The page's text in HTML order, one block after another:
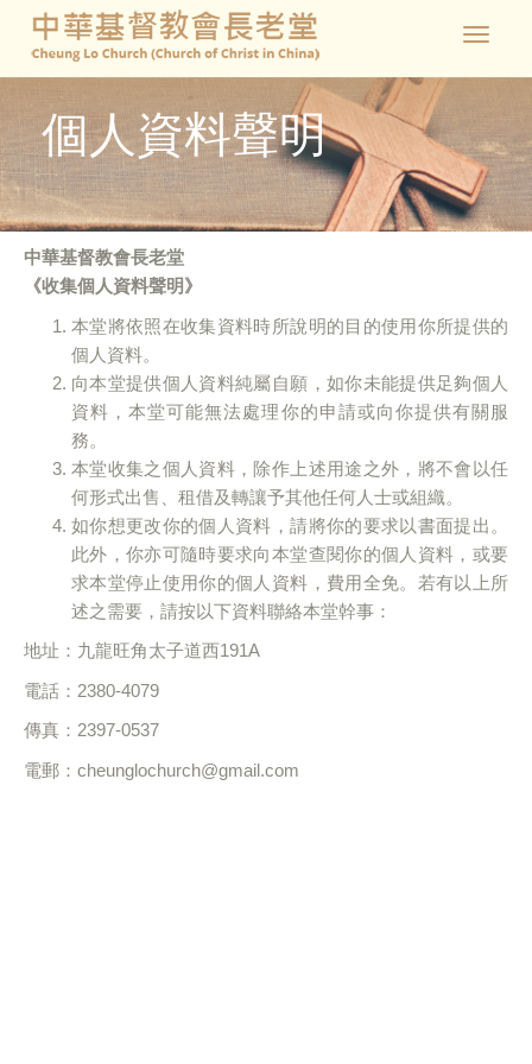
Toggle
個人資料聲明
中華基督教會長老堂
《收集個人資料聲明》
本堂將依照在收集資料時所說明的目的使用你所提供的
個人資料。
向本堂提供個人資料純屬自願，如你未能提供足夠個人
資料，本堂可能無法處理你的申請或向你提供有關服
務。
本堂收集之個人資料，除作上述用途之外，將不會以任
何形式出售、租借及轉讓予其他任何人士或組織。
如你想更改你的個人資料，請將你的要求以書面提出。
此外，你亦可隨時要求向本堂查閱你的個人資料，或要
求本堂停止使用你的個人資料，費用全免。若有以上所
述之需要，請按以下資料聯絡本堂幹事：
地址：九龍旺角太子道西191A
電話： 2380-4079
傳真： 2397-0537
電郵： cheunglochurch@gmail.com